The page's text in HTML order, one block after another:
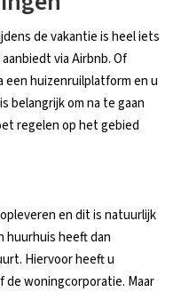
de vakantie is heel iets
via Airbnb. Of
huizenruilplatform en u
belangrijk om na te gaan
regelen op het gebied
en dit is natuurlijk
huurhuis heeft dan
Hiervoor heeft u
de woningcorporatie. Maar